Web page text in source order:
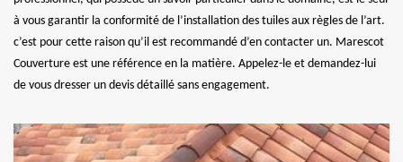
à vous garantir la conformité de l’installation des tuiles aux règles de l’art.
c’est pour cette raison qu’il est recommandé d’en contacter un. Marescot
Couverture est une référence en la matière. Appelez-le et demandez-lui
de vous dresser un devis détaillé sans engagement.